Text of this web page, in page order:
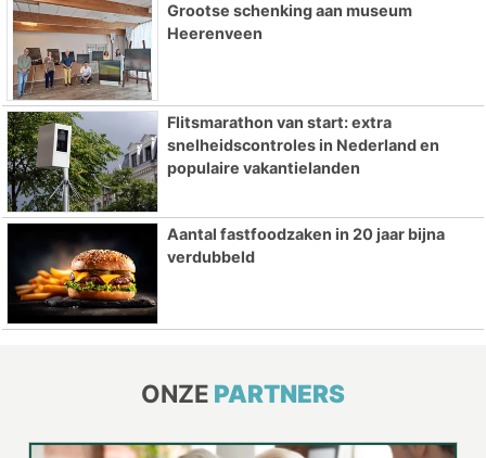
Grootse schenking aan museum
Heerenveen
Flitsmarathon van start: extra
snelheidscontroles in Nederland en
populaire vakantielanden
Aantal fastfoodzaken in 20 jaar bijna
verdubbeld
ONZE PARTNERS